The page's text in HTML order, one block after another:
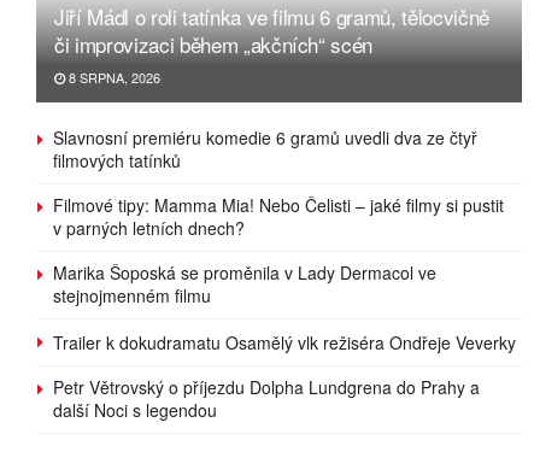
Jiří Mádl o roli tatínka ve filmu 6 gramů, tělocvičně
či improvizaci během „akčních“ scén
8 SRPNA, 2026
Slavnosní premiéru komedie 6 gramů uvedli dva ze čtyř
filmových tatínků
Filmové tipy: Mamma Mia! Nebo Čelisti – jaké filmy si pustit
v parných letních dnech?
Marika Šoposká se proměnila v Lady Dermacol ve
stejnojmenném filmu
Trailer k dokudramatu Osamělý vlk režiséra Ondřeje Veverky
Petr Větrovský o příjezdu Dolpha Lundgrena do Prahy a
další Noci s legendou